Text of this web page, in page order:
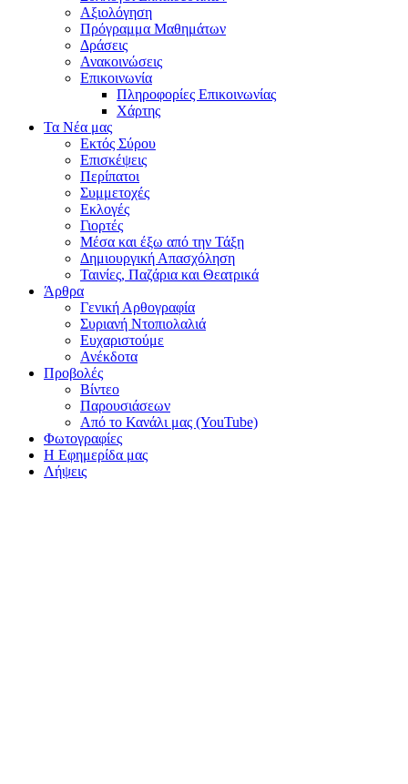
Αξιολόγηση
Πρόγραμμα Μαθημάτων
Δράσεις
Ανακοινώσεις
Επικοινωνία
Πληροφορίες Επικοινωνίας
Χάρτης
Τα Νέα μας
Εκτός Σύρου
Επισκέψεις
Περίπατοι
Συμμετοχές
Εκλογές
Γιορτές
Μέσα και έξω από την Τάξη
Δημιουργική Απασχόληση
Ταινίες, Παζάρια και Θεατρικά
Άρθρα
Γενική Αρθογραφία
Συριανή Ντοπιολαλιά
Ευχαριστούμε
Ανέκδοτα
Προβολές
Βίντεο
Παρουσιάσεων
Από το Κανάλι μας (YouTube)
Φωτογραφίες
Η Εφημερίδα μας
Λήψεις